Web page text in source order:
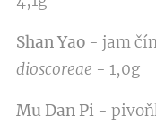
Shan Yao - jam
dioscoreae - 1,0g
Mu Dan Pi -